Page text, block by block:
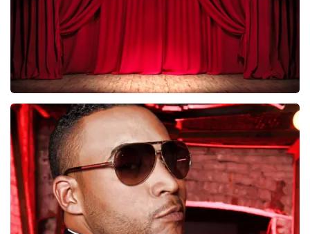
Job Knoester
247laatste 30 minuten
BESTEL NU